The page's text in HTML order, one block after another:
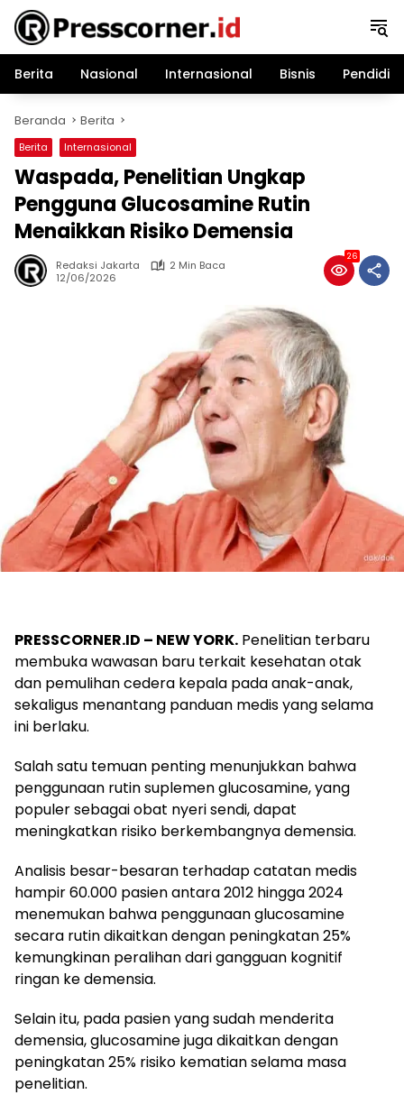
Langsung
konten
Berita
Nasional Internasional Bisnis
Beranda Berita
Berita Internasional
Waspada, Penelitian Ungkap
Pengguna Glucosamine Rutin
Menaikkan Risiko Demensia
Redaksi Jakarta
2 Min Baca
12/06/2026
26
PRESSCORNER.ID – NEW YORK. Penelitian terbaru
membuka wawasan baru terkait kesehatan otak
dan pemulihan cedera kepala pada anak-anak,
sekaligus menantang panduan medis yang selama
ini berlaku.
Salah satu temuan penting menunjukkan bahwa
penggunaan rutin suplemen glucosamine, yang
populer sebagai obat nyeri sendi, dapat
meningkatkan risiko berkembangnya demensia.
Analisis besar-besaran terhadap catatan medis
hampir 60.000 pasien antara 2012 hingga 2024
menemukan bahwa penggunaan glucosamine
secara rutin dikaitkan dengan peningkatan 25%
kemungkinan peralihan dari gangguan kognitif
ringan ke demensia.
Selain itu, pada pasien yang sudah menderita
demensia, glucosamine juga dikaitkan dengan
peningkatan 25% risiko kematian selama masa
penelitian.